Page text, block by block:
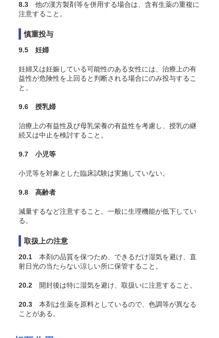
8.3 他の漢方製剤等を併用する場合は、含有生薬の重複に
注意すること。
慎重投与
9.5 妊婦
妊婦又は妊娠している可能性のある女性には、治療上の有
益性が危険性を上回ると判断される場合にのみ投与するこ
と。
9.6 授乳婦
治療上の有益性及び母乳栄養の有益性を考慮し、授乳の継
続又は中止を検討すること。
9.7 小児等
小児等を対象とした臨床試験は実施していない。
9.8 高齢者
減量するなど注意すること。一般に生理機能が低下してい
る。
取扱上の注意
20.1 本剤の品質を保つため、できるだけ湿気を避け、直
射日光の当たらない涼しい所に保管すること。
20.2 開封後は特に湿気を避け、取扱いに注意すること。
20.3 本剤は生薬を原料としているので、色調等が異なる
ことがある。